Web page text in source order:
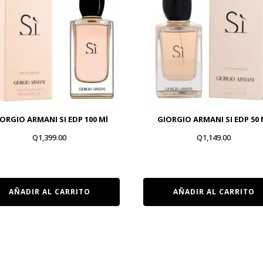
ARMANI SI EDP 100 Ml
Q1,399.00
AÑADIR AL CARRITO
GIORGIO ARMANI SI EDP 50
Q1,149.00
AÑADIR AL CARRITO